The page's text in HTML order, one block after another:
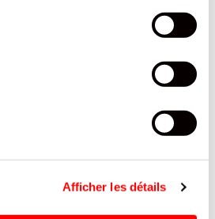
Afficher les détails
VOUS